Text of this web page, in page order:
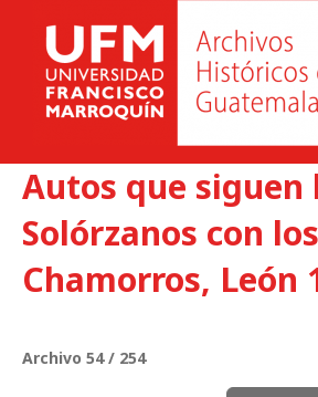
Autos que siguen
Solórzanos con los
Chamorros, León
Archivo 54 / 254